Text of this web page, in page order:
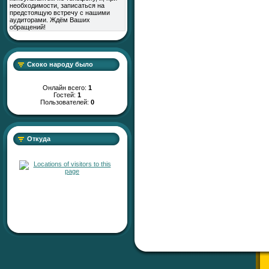
необходимости, записаться на
предстоящую встречу с нашими
аудиторами. Ждём Ваших
обращений!
Скоко народу было
Онлайн всего: 1
Гостей: 1
Пользователей: 0
Откуда